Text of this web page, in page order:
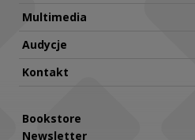
Multimedia
Audycje
Kontakt
Bookstore
Newsletter